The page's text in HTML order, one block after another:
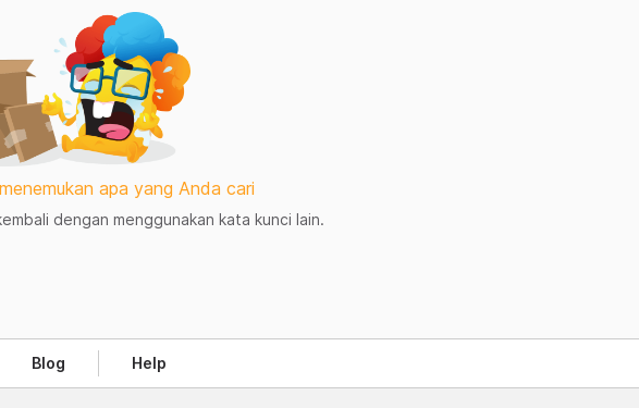
apa yang Anda cari
dengan menggunakan kata kunci lain.
Blog Help